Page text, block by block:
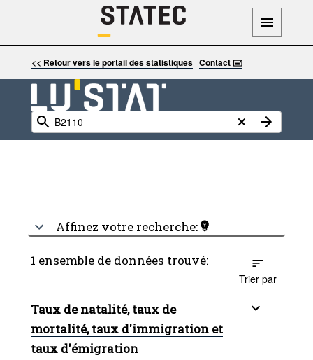
<< Retour vers le portail des statistiques| Contact 🖃
Affinez votre recherche:
1 ensemble de données trouvé:
Trier par
Taux de natalité, taux de
mortalité, taux d'immigration et
taux d'émigration